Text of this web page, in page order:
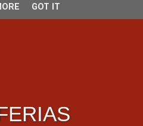
GOT IT